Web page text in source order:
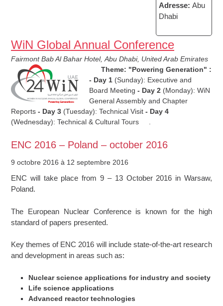
Adresse: Abu
Dhabi
WiN Global Annual Conference
Fairmont Bab Al Bahar Hotel, Abu Dhabi, United Arab Emirates
Theme: "Powering Generation" :
- Day 1 (Sunday): Executive and
Board Meeting- Day 2 (Monday): WiN
General Assembly and Chapter
Reports- Day 3 (Tuesday): Technical Visit- Day 4
(Wednesday): Technical & Cultural Tours .
ENC 2016 – Poland – october 2016
9 octobre 2016 à 12 septembre 2016
ENC will take place from 9 – 13 October 2016 in Warsaw,
Poland.
The European Nuclear Conference is known for the high
standard of papers presented.
Key themes of ENC 2016 will include state-of-the-art research
and development in areas such as:
Nuclear science applications for industry and society
Life science applications
Advanced reactor technologies